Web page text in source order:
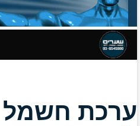
ערכת חשמל